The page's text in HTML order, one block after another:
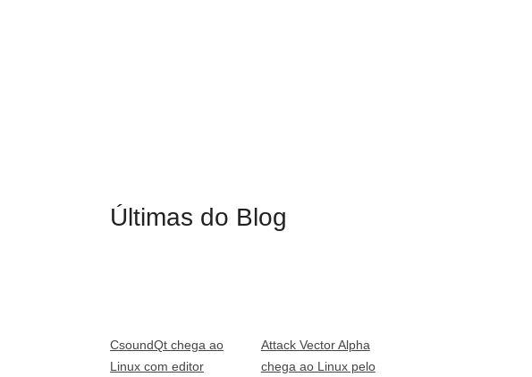
Últimas do Blog
CsoundQt chega ao
Linux com editor
Attack Vector Alpha
chega ao Linux pelo